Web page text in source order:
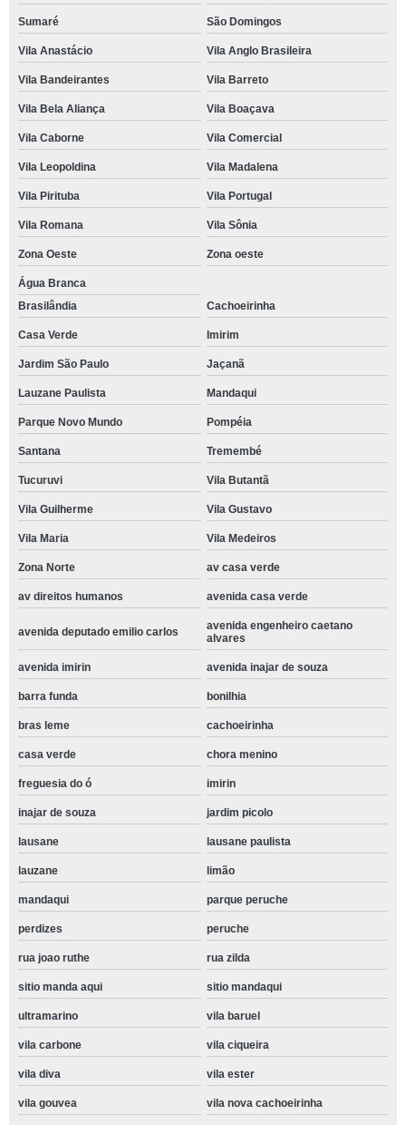
Sumaré São Domingos
Vila Anastácio Vila Anglo Brasileira
Vila Bandeirantes Vila Barreto
Vila Bela Aliança Vila Boaçava
Vila Caborne Vila Comercial
Vila Leopoldina Vila Madalena
Vila Pirituba Vila Portugal
Vila Romana Vila Sônia
Zona Oeste Zona oeste
Água Branca
Brasilândia
Cachoeirinha
Casa Verde Imirim
Jardim São Paulo Jaçanã
Lauzane Paulista Mandaqui
Parque Novo Mundo Pompéia
Santana Tremembé
Tucuruvi Vila Butantã
Vila Guilherme Vila Gustavo
Vila Maria Vila Medeiros
Zona Norte av casa verde
av direitos humanos avenida casa verde
avenida deputado emilio carlos
avenida engenheiro caetano
alvares
avenida imirin avenida inajar de souza
barra funda bonilhia
bras leme cachoeirinha
casa verde chora menino
freguesia do ó imirin
inajar de souza jardim picolo
lausane lausane paulista
lauzane limão
mandaqui parque peruche
perdizes peruche
rua joao ruthe rua zilda
sitio manda aqui sitio mandaqui
ultramarino vila baruel
vila carbone vila ciqueira
vila diva vila ester
vila gouvea vila nova cachoeirinha